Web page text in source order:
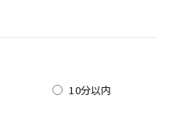
10分以内